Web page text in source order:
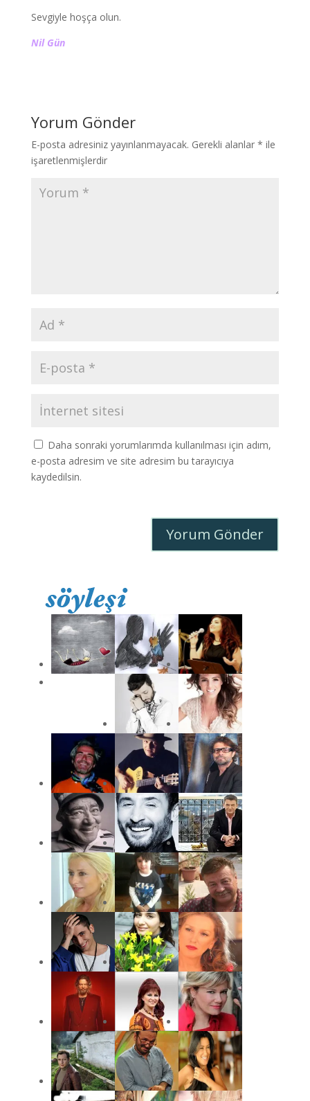
Sevgiyle hoşça olun.
Nil Gün
Yorum Gönder
E-posta adresiniz yayınlanmayacak. Gerekli alanlar * ile
işaretlenmişlerdir
Daha sonraki yorumlarımda kullanılması için adım,
e-posta adresim ve site adresim bu tarayıcıya
kaydedilsin.